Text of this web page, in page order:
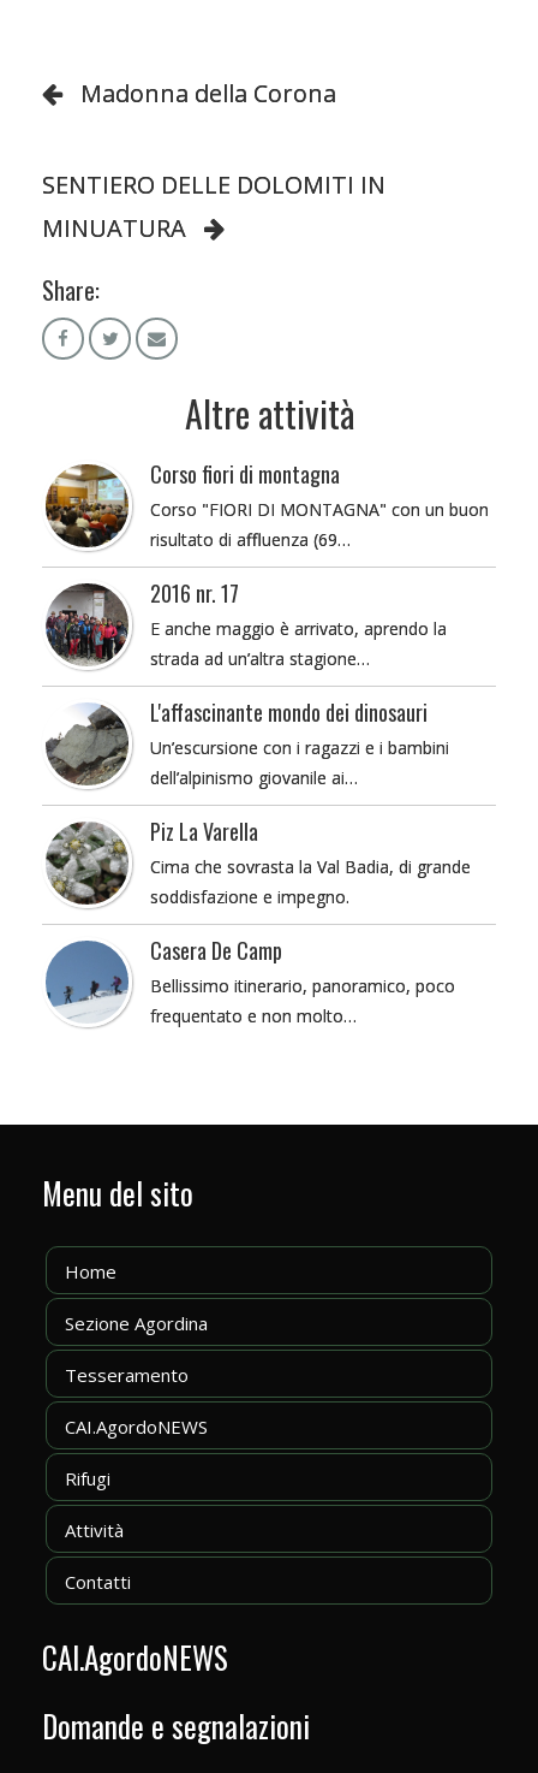
Madonna della Corona
SENTIERO DELLE DOLOMITI IN
MINUATURA
Share:
Altre attività
Corso fiori di montagna
Corso "FIORI DI MONTAGNA" con un buon
risultato di affluenza (69…
2016 nr. 17
E anche maggio è arrivato, aprendo la
strada ad un’altra stagione…
L'affascinante mondo dei dinosauri
Un’escursione con i ragazzi e i bambini
dell’alpinismo giovanile ai…
Piz La Varella
Cima che sovrasta la Val Badia, di grande
soddisfazione e impegno.
Casera De Camp
Bellissimo itinerario, panoramico, poco
frequentato e non molto…
Menu del sito
Home
Sezione Agordina
Tesseramento
CAI.AgordoNEWS
Rifugi
Attività
Contatti
CAI.AgordoNEWS
Domande e segnalazioni